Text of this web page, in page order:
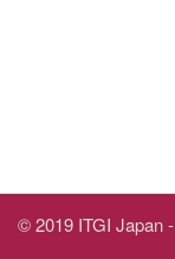
© 2019 ITGI Japan